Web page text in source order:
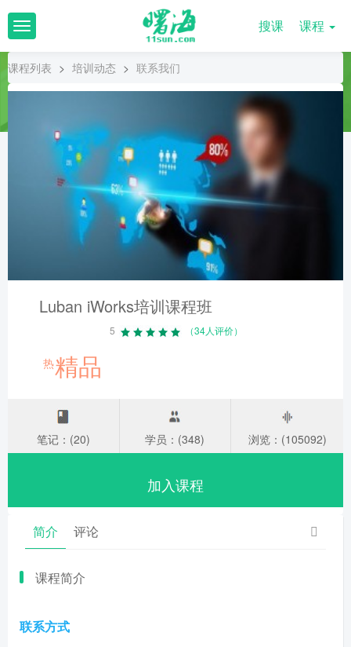
T
o
g
l
搜课 课程
课程列表 > 培训动态 > 联系我们
Luban iWorks培训课程班
5 （34人评价）
热精品
笔记：(20) 学员：(348) 浏览：(105092)
加入课程
简介 评论
课程简介
联系方式